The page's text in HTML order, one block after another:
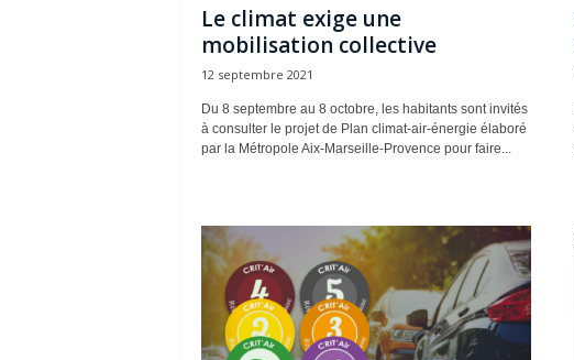
Le climat exige une
mobilisation collective
12 septembre 2021
Du 8 septembre au 8 octobre, les habitants sont invités
à consulter le projet de Plan climat-air-énergie élaboré
par la Métropole Aix-Marseille-Provence pour faire...